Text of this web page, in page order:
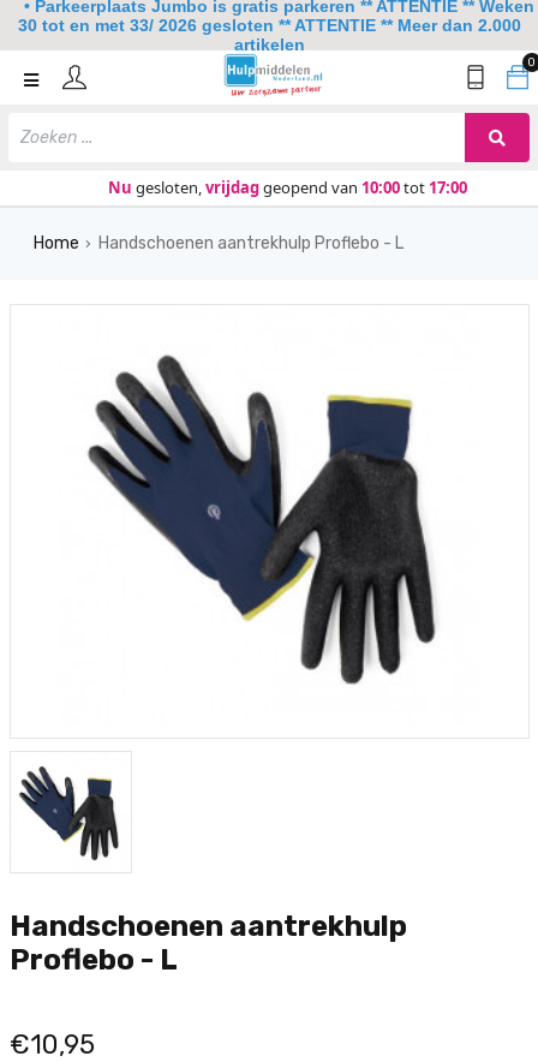
0
Nu gesloten,vrijdaggeopend van 10:00tot 17:00
Home
Over ons
Contact
Home › Handschoenen aantrekhulp Proflebo - L
Handschoenen aantrekhulp
Proflebo - L
€10,95
• Parkeerplaats Jumbo is gratis parkeren ** ATTENTIE ** Weken
30 tot en met 33/ 2026 gesloten ** ATTENTIE ** Meer dan 2.000
artikelen